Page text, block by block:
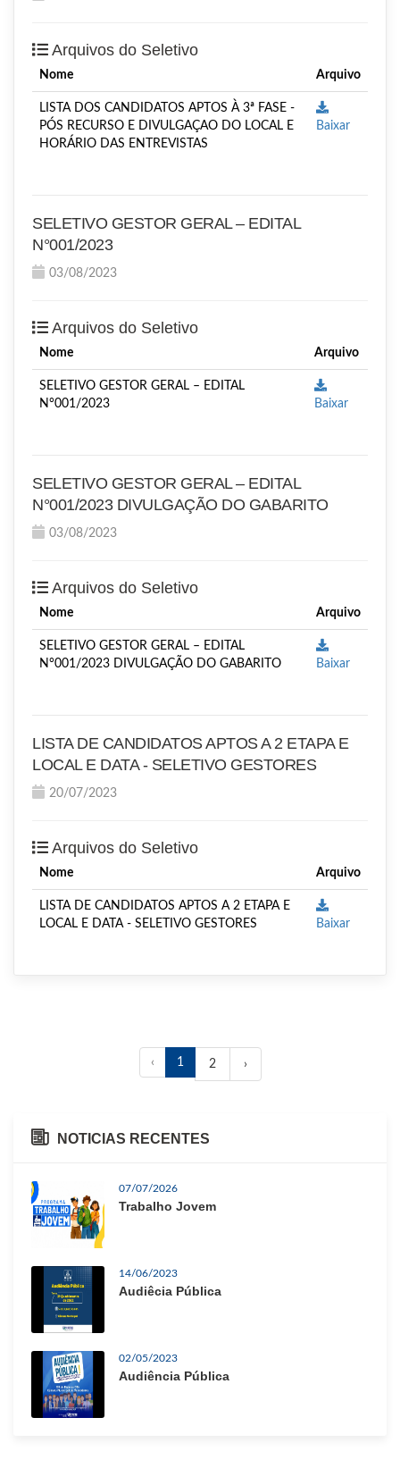
Arquivos do Seletivo
Nome Arquivo
LISTA DOS CANDIDATOS APTOS À 3ª FASE -
PÓS RECURSO E DIVULGAÇAO DO LOCAL E
HORÁRIO DAS ENTREVISTAS
Baixar
SELETIVO GESTOR GERAL – EDITAL
N°001/2023
03/08/2023
Arquivos do Seletivo
Nome Arquivo
SELETIVO GESTOR GERAL – EDITAL
N°001/2023
Baixar
SELETIVO GESTOR GERAL – EDITAL
N°001/2023 DIVULGAÇÃO DO GABARITO
03/08/2023
Arquivos do Seletivo
Nome Arquivo
SELETIVO GESTOR GERAL – EDITAL
N°001/2023 DIVULGAÇÃO DO GABARITO
Baixar
LISTA DE CANDIDATOS APTOS A 2 ETAPA E
LOCAL E DATA - SELETIVO GESTORES
20/07/2023
Arquivos do Seletivo
Nome Arquivo
LISTA DE CANDIDATOS APTOS A 2 ETAPA E
LOCAL E DATA - SELETIVO GESTORES
Baixar
‹ 1 2 ›
NOTICIAS RECENTES
07/07/2026
Trabalho Jovem
14/06/2023
Audiêcia Pública
02/05/2023
Audiência Pública